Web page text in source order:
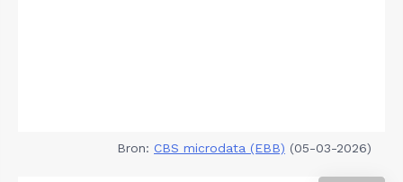
Bron: CBS microdata (EBB) (05-03-2026)